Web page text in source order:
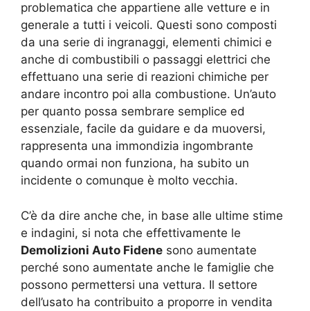
problematica che appartiene alle vetture e in
generale a tutti i veicoli. Questi sono composti
da una serie di ingranaggi, elementi chimici e
anche di combustibili o passaggi elettrici che
effettuano una serie di reazioni chimiche per
andare incontro poi alla combustione. Un’auto
per quanto possa sembrare semplice ed
essenziale, facile da guidare e da muoversi,
rappresenta una immondizia ingombrante
quando ormai non funziona, ha subito un
incidente o comunque è molto vecchia.
C’è da dire anche che, in base alle ultime stime
e indagini, si nota che effettivamente le
Demolizioni Auto Fidene sono aumentate
perché sono aumentate anche le famiglie che
possono permettersi una vettura. Il settore
dell’usato ha contribuito a proporre in vendita